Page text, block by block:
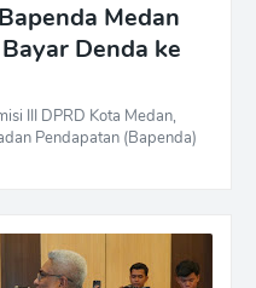
Medan
Denda ke
III DPRD Kota Medan,
Pendapatan (Bapenda)